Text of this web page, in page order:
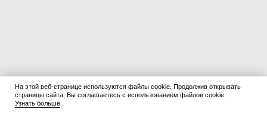
На этой веб-странице используются файлы cookie. Продолжив открывать
страницы сайта, Вы соглашаетесь с использованием файлов cookie.
Узнать больше